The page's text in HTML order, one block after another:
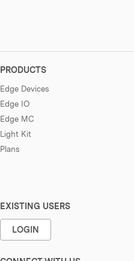
PRODUCTS
Edge Devices
Edge IO
Edge MC
Light Kit
Plans
EXISTING USERS
LOGIN